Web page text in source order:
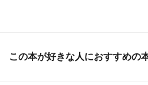
この本が好きな人におすすめの